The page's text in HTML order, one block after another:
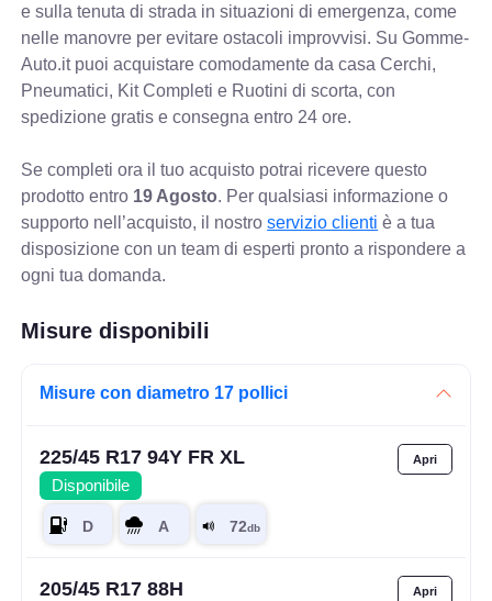
e sulla tenuta di strada in situazioni di emergenza, come
nelle manovre per evitare ostacoli improvvisi. Su Gomme-
Auto.it puoi acquistare comodamente da casa Cerchi,
Pneumatici, Kit Completi e Ruotini di scorta, con
spedizione gratis e consegna entro 24 ore.
Se completi ora il tuo acquisto potrai ricevere questo
prodotto entro 19 Agosto. Per qualsiasi informazione o
supporto nell’acquisto, il nostroservizio clienti è a tua
disposizione con un team di esperti pronto a rispondere a
ogni tua domanda.
Misure disponibili
Misure con diametro 17 pollici
225/45 R17 94Y FR XL
Disponibile
205/45 R17 88H